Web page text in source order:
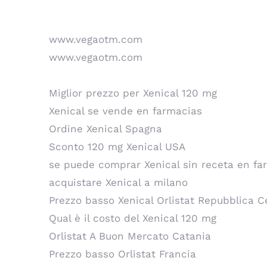
www.vegaotm.com
www.vegaotm.com
Miglior prezzo per Xenical 120 mg
Xenical se vende en farmacias
Ordine Xenical Spagna
Sconto 120 mg Xenical USA
se puede comprar Xenical sin receta en
acquistare Xenical a milano
Prezzo basso Xenical Orlistat Repubblica
Qual è il costo del Xenical 120 mg
Orlistat A Buon Mercato Catania
Prezzo basso Orlistat Francia